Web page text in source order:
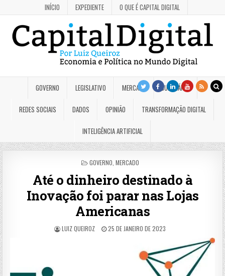
INÍCIO EXPEDIENTE O QUE É CAPITAL DIGITAL
GOVERNO LEGISLATIVO MERCADO JUDICIÁRIO
REDES SOCIAIS DADOS OPINIÃO TRANSFORMAÇÃO DIGITAL
INTELIGÊNCIA ARTIFICIAL
POSTED
GOVERNO MERCADO
Até o dinheiro destinado à
Inovação foi parar nas Lojas
Americanas
LUIZ QUEIROZ 25 DE JANEIRO DE 2023